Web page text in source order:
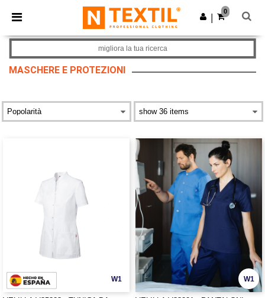
× App Ntextil
Prezzi migliori sull'app!
Scarica app
0
MASCHERE E PROTEZIONI
migliora la tua ricerca
W1 W1